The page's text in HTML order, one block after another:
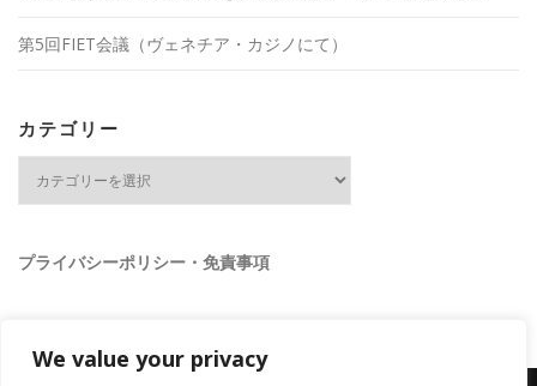
We value your privacy
第5回FIET会議（ヴェネチア・カジノにて）
カテゴリー
ー
プライバシーポリシー・免責事項